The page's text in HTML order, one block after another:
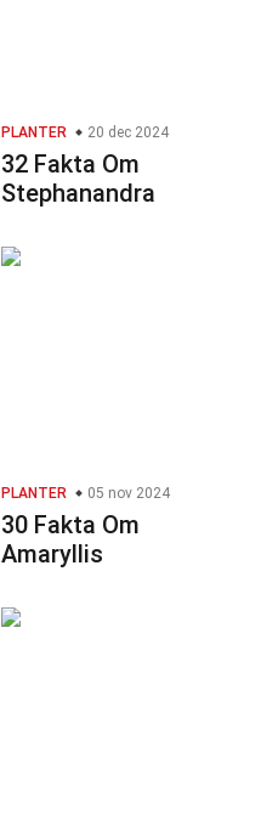
PLANTER 20 dec 2024
32 Fakta Om
Stephanandra
PLANTER 05 nov 2024
30 Fakta Om
Amaryllis